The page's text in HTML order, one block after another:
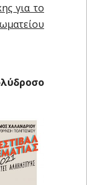
για το